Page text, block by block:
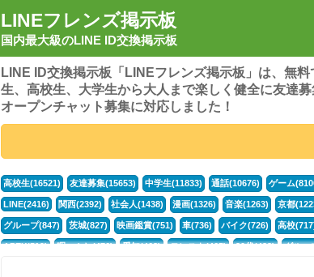
LINEフレンズ掲示板
国内最大級のLINE ID交換掲示板
LINE ID交換掲示板「LINEフレンズ掲示板」は、無
生、高校生、大学生から大人まで楽しく健全に友達募
オープンチャット募集に対応しました！
高校生(16521) 友達募集(15653) 中学生(11833) 通話(10676) ゲーム
LINE(2416) 関西(2392) 社会人(1438) 漫画(1326) 音楽(1263) 京都
グループ(847) 茨城(827) 映画鑑賞(751) 車(736) バイク(726) 高校
APEX(519) 暇つぶし(476) 愛知(468) モンスト(465) 30代(433) グルー